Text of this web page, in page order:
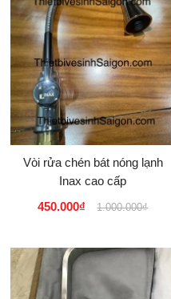
Vòi rửa chén bát nóng lạnh
Inax cao cấp
450.000₫
1.000.000₫